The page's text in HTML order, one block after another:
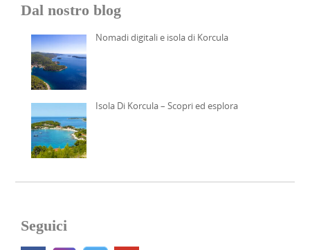
Dal nostro blog
Nomadi digitali e isola di Korcula
Isola Di Korcula – Scopri ed esplora
Seguici